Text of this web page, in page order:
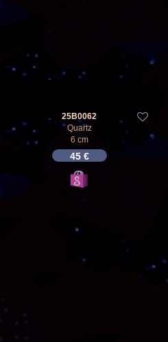
25B0062
Quartz
6 cm
45 €